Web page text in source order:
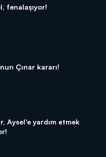
fenalaşıyor!
Çınar kararı!
Aysel'e yardım etmek